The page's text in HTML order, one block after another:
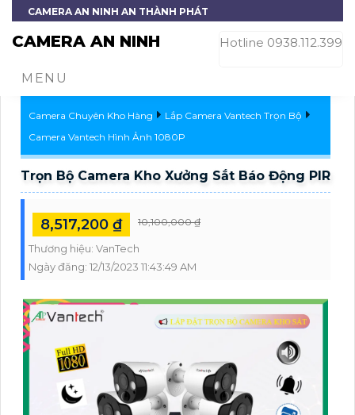
CAMERA AN NINH AN THÀNH PHÁT
CAMERA AN NINH Hotline 0938.112.399
MENU
Camera Chuyên Kho Hàng
Lắp Camera Vantech Trọn Bộ
Camera Vantech Hình Ảnh 1080P
Trọn Bộ Camera Kho Xưởng Sắt Báo Động PIR
8,517,200 ₫ 10,100,000 ₫
Thương hiệu: VanTech
Ngày đăng: 12/13/2023 11:43:49 AM